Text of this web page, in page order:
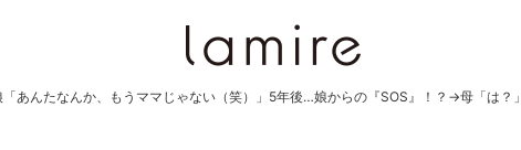
あんたなんか、もうママじゃない（笑）」5年後…娘からの『SOS』！？→母「は？